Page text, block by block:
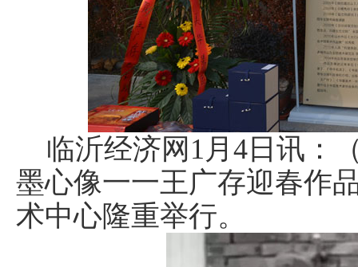
临沂经济网1月4日讯：
墨心像一一王广存迎春作
术中心隆重举行。